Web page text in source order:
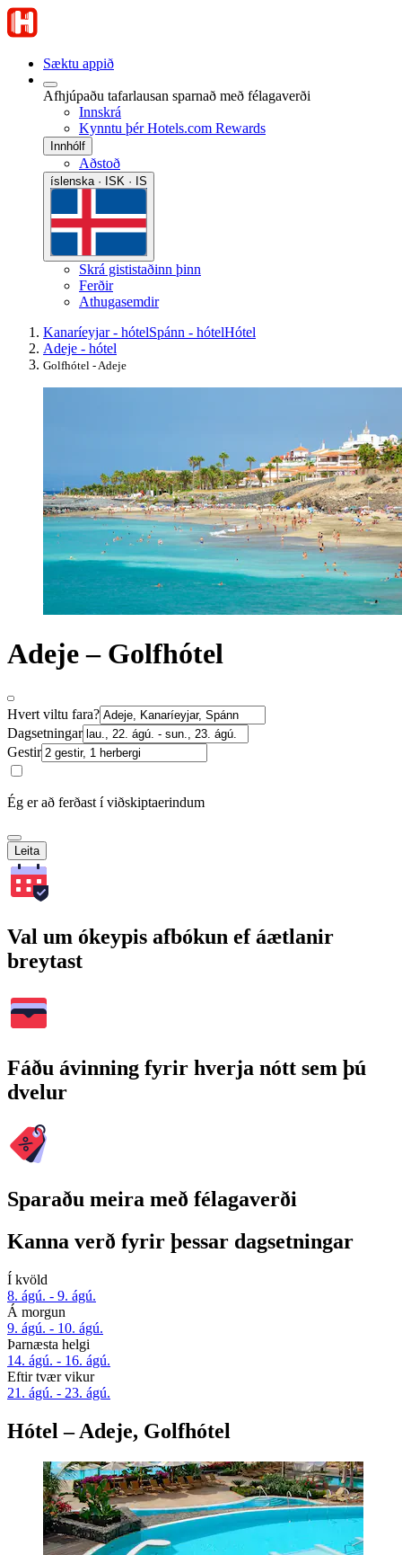
Sæktu appið
Afhjúpaðu tafarlausan sparnað með félagaverði
Innskrá
Kynntu þér Hotels.com Rewards
Innhólf
Aðstoð
íslenska · ISK · IS
Skrá gististaðinn þinn
Ferðir
Athugasemdir
Kanaríeyjar - hótelSpánn - hótelHótel
Adeje - hótel
Golfhótel - Adeje
Adeje – Golfhótel
Hvert viltu fara?
Dagsetningar
Gestir
Ég er að ferðast í viðskiptaerindum
Leita
Val um ókeypis afbókun ef áætlanir
breytast
Fáðu ávinning fyrir hverja nótt sem þú
dvelur
Sparaðu meira með félagaverði
Kanna verð fyrir þessar dagsetningar
Í kvöld
8. ágú. - 9. ágú.
Á morgun
9. ágú. - 10. ágú.
Þarnæsta helgi
14. ágú. - 16. ágú.
Eftir tvær vikur
21. ágú. - 23. ágú.
Hótel – Adeje, Golfhótel